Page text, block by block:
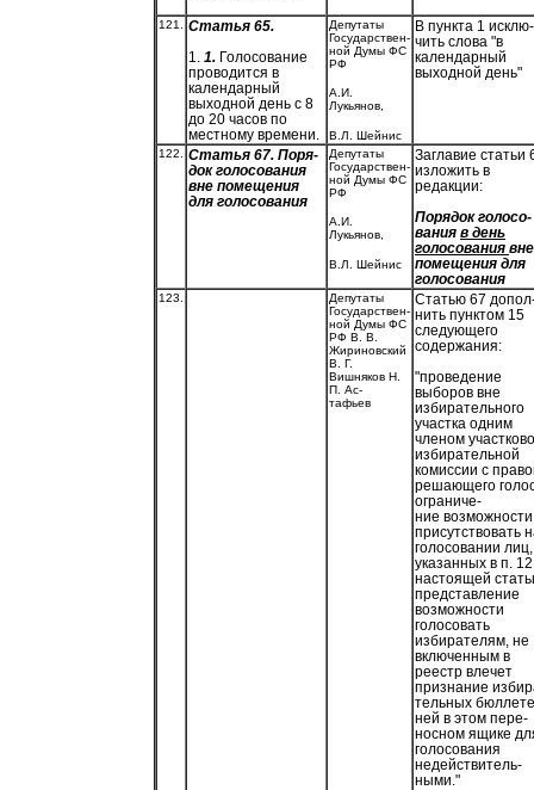
121. Статья 65.
1. 1. Голосование
проводится в
календарный
выходной день с 8
до 20 часов по
местному времени.
Депутаты
Государствен-
ной Думы ФС
РФ
А.И.
Лукьянов,
В.Л. Шейнис
В пункта 1 исклю-
чить слова "в
календарный
выходной день"
122.
Статья 67. Поря-
док голосования
вне помещения
для голосования
Депутаты
Государствен-
ной Думы ФС
РФ
А.И.
Лукьянов,
В.Л. Шейнис
Заглавие статьи
изложить в
редакции:
Порядок голосо-
вания в день
голосования вне
помещения для
голосования
123.
Депутаты
Государствен-
ной Думы ФС
РФ В. В.
Жириновский
В. Г.
Вишняков Н.
П. Ас-
тафьев
Статью 67
нить пунктом 15
следующего
содержания:
"проведение
выборов вне
избирательного
участка одним
членом
избирательной
комиссии с
решающего
ограниче-
ние возможности
присутствовать
голосовании лиц,
указанных в п. 12
настоящей
представление
возможности
голосовать
избирателям, не
включенным в
реестр влечет
признание
тельных
ней в этом пере-
носном ящике
голосования
недействитель-
ными."